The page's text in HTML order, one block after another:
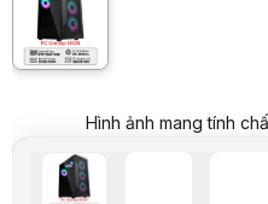
VGA: GTX 1060 3GB
NGUỒN : 500W
Thông số kỹ thuật
Mainboard Huananzhi X99-QD4
RAM Samsung 32GB DDR4
Ổ cứng SSD Samsung PM981
Hình ảnh mang tính